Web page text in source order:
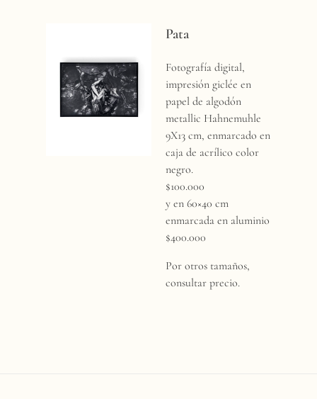
Pata
Fotografía digital,
impresión giclée en
papel de algodón
metallic Hahnemuhle
9X13 cm, enmarcado en
caja de acrílico color
negro.
$100.000
y en 60×40 cm
enmarcada en aluminio
$400.000
Por otros tamaños,
consultar precio.